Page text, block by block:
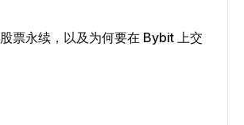
票永续，以及为何要在 Bybit 上交